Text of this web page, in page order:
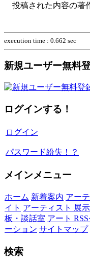
投稿された内容の著
execution time : 0.662 sec
新規ユーザー無料
ログインする！
ログイン
パスワード紛失！？
メインメニュー
ホーム 新着案内 アー
イト アーティスト 展
板・談話室 アート
ーション サイトマップ
検索